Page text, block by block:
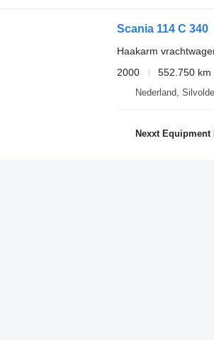
Scania 114 C 340
Haakarm
2000
552.750 km
Nederland,
Nexxt Equipment